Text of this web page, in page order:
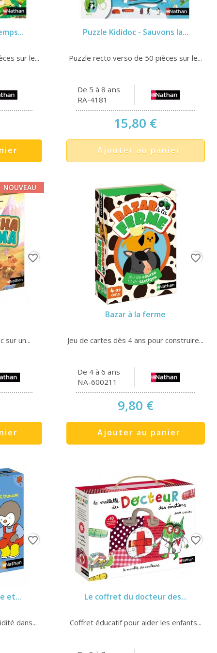
sur le...
Puzzle Kididoc - Sauvons la...
Puzzle recto verso de 50 pièces sur le...
De 5 à 8 ans
RA-4181
15,80 €
Ajouter au panier
sur un...
NOUVEAU
favorite_border
Bazar à la ferme
Jeu de cartes dès 4 ans pour construire...
De 4 à 6 ans
NA-600211
9,80 €
Ajouter au panier
favorite_border
et...
dans...
favorite_border
Le coffret du docteur des...
Coffret éducatif pour aider les enfants...
favorite_border